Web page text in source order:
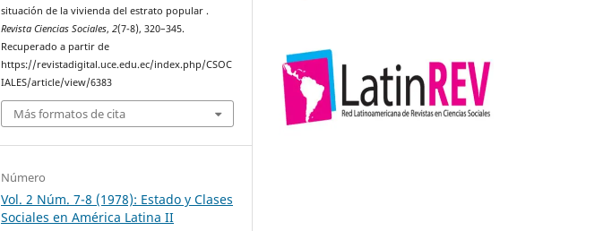
situación de la vivienda del estrato popular .
Revista Ciencias Sociales,2(7-8), 320–345.
Recuperado a partir de
https://revistadigital.uce.edu.ec/index.php/CSOC
IALES/article/view/6383
Más formatos de cita
Número
Vol. 2 Núm. 7-8 (1978): Estado y Clases
Sociales en América Latina II